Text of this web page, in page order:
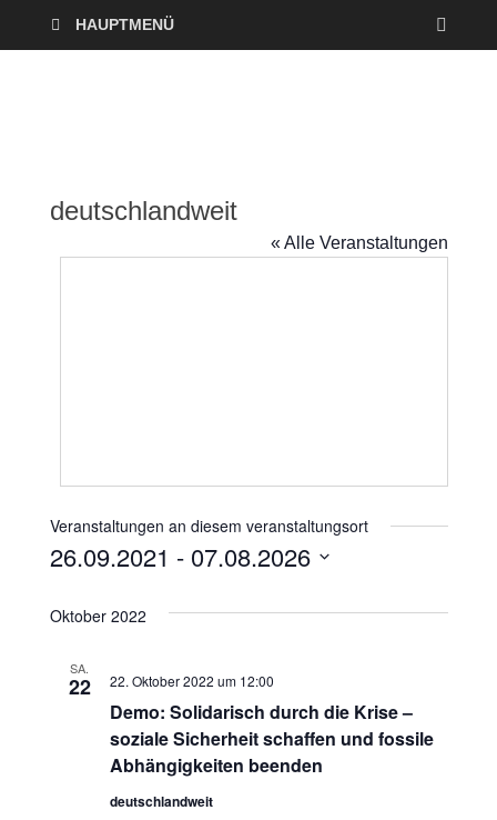
HAUPTMENÜ
deutschlandweit
« Alle Veranstaltungen
Veranstaltungen an diesem veranstaltungsort
26.09.2021 - 07.08.2026
a
Oktober 2022
SA.
22
Demo: Solidarisch durch die Krise –
soziale Sicherheit schaffen und fossile
Abhängigkeiten beenden
22. Oktober 2022 um 12:00
deutschlandweit